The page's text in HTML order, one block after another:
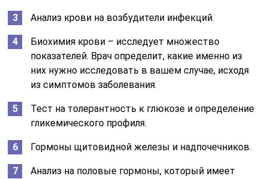
Анализ крови на возбудители инфекций.
Биохимия крови – исследует множество
показателей. Врач определит, какие именно из
них нужно исследовать в вашем случае, исходя
из симптомов заболевания.
Тест на толерантность к глюкозе и определение
гликемического профиля.
Гормоны щитовидной железы и надпочечников.
Анализ на половые гормоны, который имеет